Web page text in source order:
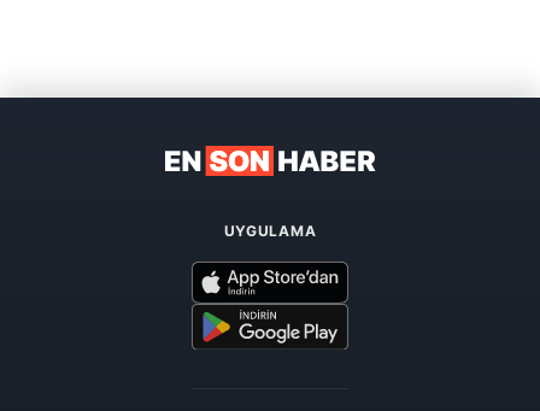
UYGULAMA